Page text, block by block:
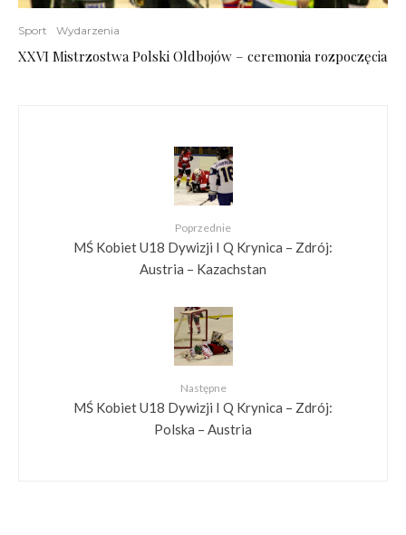
Sport Wydarzenia
XXVI Mistrzostwa Polski Oldbojów – ceremonia rozpoczęcia
Poprzednie
MŚ Kobiet U18 Dywizji I Q Krynica – Zdrój:
Austria – Kazachstan
Następne
MŚ Kobiet U18 Dywizji I Q Krynica – Zdrój:
Polska – Austria